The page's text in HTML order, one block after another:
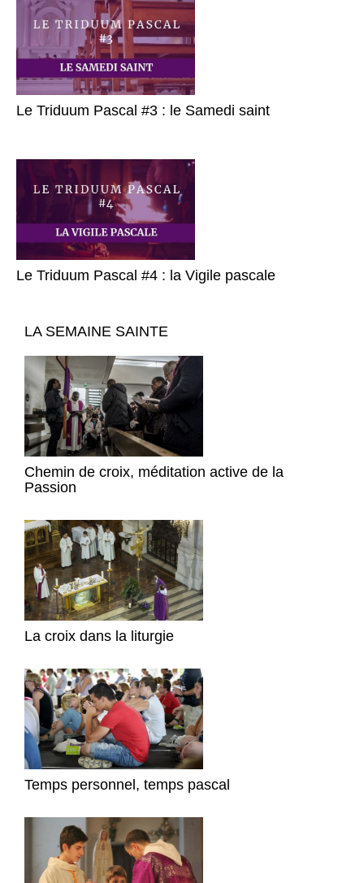
Le Triduum Pascal #3 : le Samedi saint
Le Triduum Pascal #4 : la Vigile pascale
LA SEMAINE SAINTE
Chemin de croix, méditation active de la
Passion
La croix dans la liturgie
Temps personnel, temps pascal